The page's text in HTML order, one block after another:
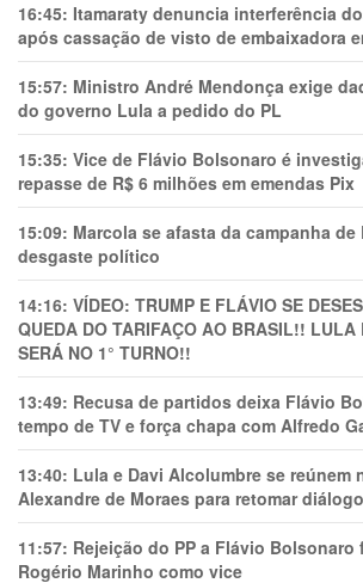
16:45: Itamaraty denuncia interferência
após cassação de visto de embaixadora
15:57: Ministro André Mendonça exige
do governo Lula a pedido do PL
15:35: Vice de Flávio Bolsonaro é
repasse de R$ 6 milhões em emendas Pix
15:09: Marcola se afasta da campanha
desgaste político
14:16: VÍDEO: TRUMP E FLÁVIO SE
QUEDA DO TARIFAÇO AO BRASIL!! LULA
SERÁ NO 1° TURNO!!
13:49: Recusa de partidos deixa Flávio
tempo de TV e força chapa com Alfredo
13:40: Lula e Davi Alcolumbre se reúnem
Alexandre de Moraes para retomar diálogo
11:57: Rejeição do PP a Flávio
Rogério Marinho como vice